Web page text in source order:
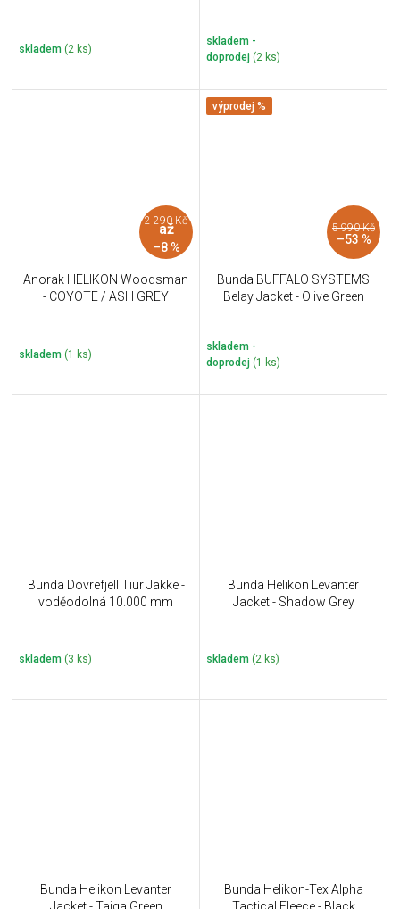
skladem (2 ks)
skladem -
doprodej (2 ks)
2 290 Kč
až
–8 %
Anorak HELIKON Woodsman
- COYOTE / ASH GREY
skladem (1 ks)
výprodej %
5 990 Kč
–53 %
Bunda BUFFALO SYSTEMS
Belay Jacket - Olive Green
skladem -
doprodej (1 ks)
Bunda Dovrefjell Tiur Jakke -
voděodolná 10.000 mm
skladem (3 ks)
Bunda Helikon Levanter
Jacket - Shadow Grey
skladem (2 ks)
Bunda Helikon Levanter
Bunda Helikon-Tex Alpha